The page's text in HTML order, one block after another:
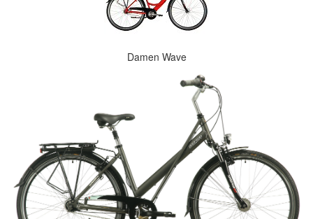
Damen Wave